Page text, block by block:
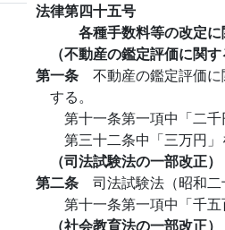
法律第四十五号
各種手数料等の改定
（不動産の鑑定評価に関
第一条 不動産の鑑定評価
する。
第十一条第一項中「二
第三十二条中「三万円」
（司法試験法の一部改正）
第二条 司法試験法（昭和
第十一条第一項中「千
（社会教育法の一部改正）